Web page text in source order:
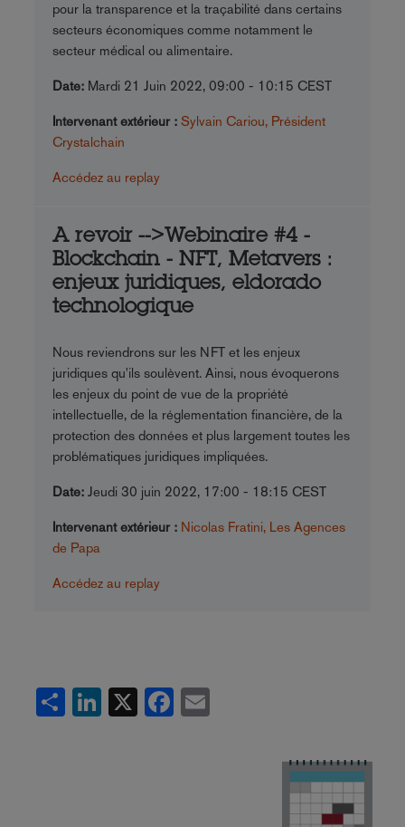
pour la transparence et la traçabilité dans certains
secteurs économiques comme notamment le
secteur médical ou alimentaire.
Date:Mardi 21 Juin 2022, 09:00 - 10:15 CEST
Intervenant extérieur : Sylvain Cariou, Président
Crystalchain
Accédez au replay
A revoir -->Webinaire #4 -
Blockchain - NFT, Metavers :
enjeux juridiques, eldorado
technologique
Nous reviendrons sur les NFT et les enjeux
juridiques qu'ils soulèvent. Ainsi, nous évoquerons
les enjeux du point de vue de la propriété
intellectuelle, de la réglementation financière, de la
protection des données et plus largement toutes les
problématiques juridiques impliquées.
Date:Jeudi 30 juin 2022, 17:00 - 18:15 CEST
Intervenant extérieur : Nicolas Fratini, Les Agences
de Papa
Accédez au replay
Share
LinkedIn
X Facebook